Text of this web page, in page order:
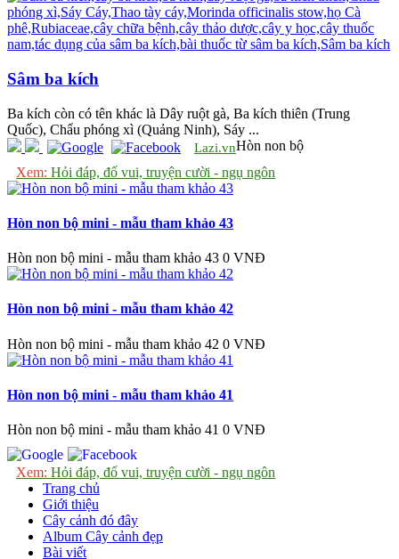
Sâm ba kích
Ba kích còn có tên khác là Dây ruột gà, Ba kích thiên (Trung
Quốc), Chẩu phóng xì (Quảng Ninh), Sáy ...
Lazi.vn
Xem: Hỏi đáp, đố vui, truyện cười - ngụ ngôn
Hòn non bộ
Hòn non bộ mini - mẫu tham khảo 43
Hòn non bộ mini - mẫu tham khảo 43 0 VNĐ
Hòn non bộ mini - mẫu tham khảo 42
Hòn non bộ mini - mẫu tham khảo 42 0 VNĐ
Hòn non bộ mini - mẫu tham khảo 41
Hòn non bộ mini - mẫu tham khảo 41 0 VNĐ
Xem: Hỏi đáp, đố vui, truyện cười - ngụ ngôn
Trang chủ
Giới thiệu
Cây cảnh đó đây
Album Cây cảnh đẹp
Bài viết